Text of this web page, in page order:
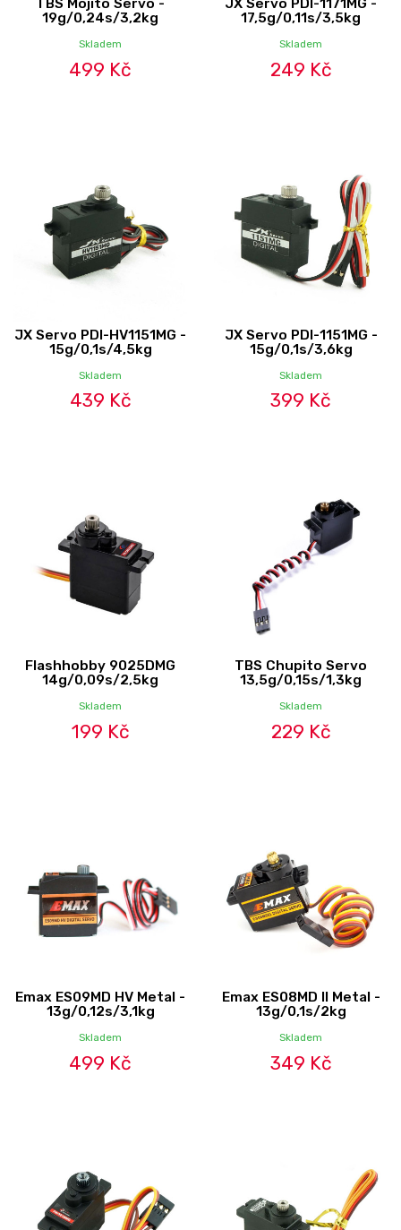
TBS Mojito Servo -
19g/0,24s/3,2kg
Skladem
499 Kč
JX Servo PDI-1171MG -
17,5g/0,11s/3,5kg
Skladem
249 Kč
JX Servo PDI-HV1151MG -
15g/0,1s/4,5kg
Skladem
439 Kč
JX Servo PDI-1151MG -
15g/0,1s/3,6kg
Skladem
399 Kč
Flashhobby 9025DMG
14g/0,09s/2,5kg
Skladem
199 Kč
TBS Chupito Servo
13,5g/0,15s/1,3kg
Skladem
229 Kč
Emax ES09MD HV Metal -
13g/0,12s/3,1kg
Skladem
499 Kč
Emax ES08MD II Metal -
13g/0,1s/2kg
Skladem
349 Kč